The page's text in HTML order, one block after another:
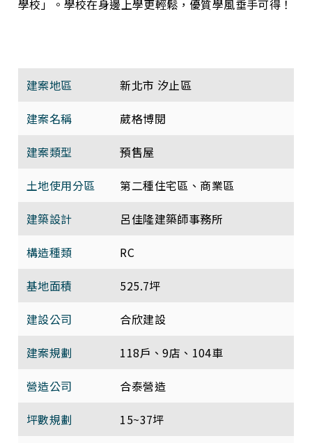
學校」。學校在身邊上學更輕鬆，優質學風垂手可得！
建案地區
新北市 汐止區
建案名稱
葳格博閱
建案類型
預售屋
土地使用分區
第二種住宅區、商業區
建築設計
呂佳隆建築師事務所
構造種類
RC
基地面積
525.7坪
建設公司
合欣建設
建案規劃
118戶、9店、104車
營造公司
合泰營造
坪數規劃
15~37坪